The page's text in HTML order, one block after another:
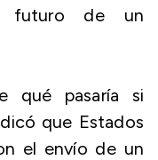
futuro de un
qué pasaría si
que Estados
el envío de un